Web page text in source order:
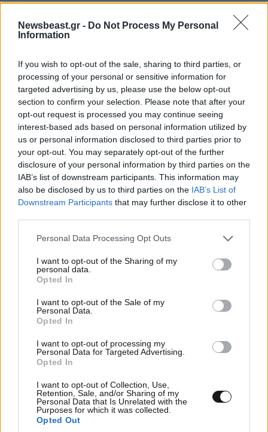
Newsbeast.gr - Do Not Process My Personal
Information
If you wish to opt-out of the sale, sharing to third parties, or
processing of your personal or sensitive information for
targeted advertising by us, please use the below opt-out
section to confirm your selection. Please note that after your
opt-out request is processed you may continue seeing
interest-based ads based on personal information utilized by
us or personal information disclosed to third parties prior to
your opt-out. You may separately opt-out of the further
disclosure of your personal information by third parties on the
IAB’s list of downstream participants. This information may
also be disclosed by us to third parties on the IAB’s List of
Downstream Participants that may further disclose it to other
Please note that this website/app uses one or more Google
not limited to your visit or usage behaviour. You may click to
grant or deny consent to Google and its third-party tags to
use your data for below specified purposes in below Google
consent section.
Personal Data Processing Opt Outs
I want to opt-out of the Sharing of my
personal data.
Opted In
I want to opt-out of the Sale of my
Personal Data.
Opted In
I want to opt-out of processing my
Personal Data for Targeted Advertising.
Opted In
I want to opt-out of Collection, Use,
Retention, Sale, and/or Sharing of my
Personal Data that Is Unrelated with the
Purposes for which it was collected.
Opted Out